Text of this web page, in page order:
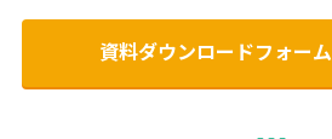
資料ダウンロードフォーム